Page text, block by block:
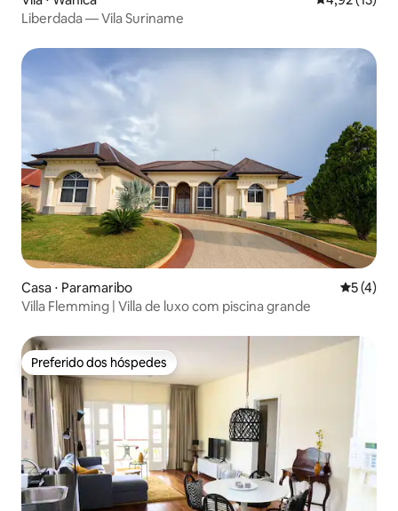
Liberdada — Vila Suriname
Casa ⋅ Paramaribo 5 de
5 (4)
Villa Flemming | Villa de luxo com piscina grande
Preferido dos hóspedes
Preferido dos hóspedes